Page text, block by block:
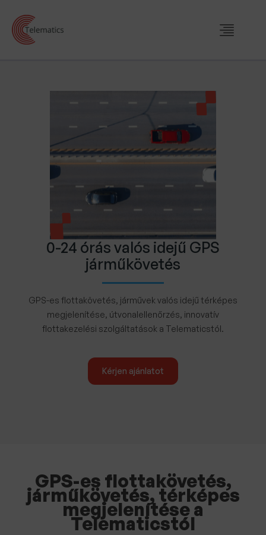
0-24 órás valós idejű GPS
járműkövetés
GPS-es flottakövetés, járművek valós idejű térképes
megjelenítése, útvonalellenőrzés, innovatív
flottakezelési szolgáltatások a Telematicstól.
Kérjen ajánlatot
GPS-es flottakövetés,
járműkövetés, térképes
megjelenítése a
Telematicstól